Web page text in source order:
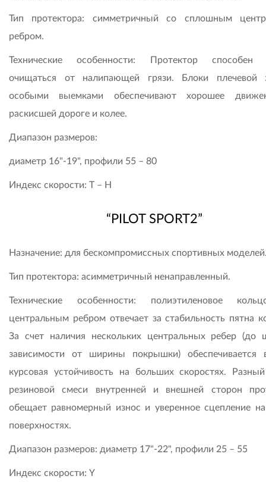
Тип протектора: симметричный со сплошным
ребром.
Технические особенности: Протектор способен
очищаться от налипающей грязи. Блоки плечевой
особыми выемками обеспечивают хорошее
раскисшей дороге и колее.
Диапазон размеров:
диаметр 16"-19", профили 55 – 80
Индекс скорости: T – H
“PILOT SPORT2”
Назначение: для бескомпромиссных спортивных
Тип протектора: асимметричный ненаправленный.
Технические особенности: полиэтиленовое
центральным ребром отвечает за стабильность пятна
За счет наличия нескольких центральных ребер (до
зависимости от ширины покрышки) обеспечивается
курсовая устойчивость на больших скоростях.
резиновой смеси внутренней и внешней сторон
обещает равномерный износ и уверенное сцепление
поверхностях.
Диапазон размеров: диаметр 17"-22", профили 25 – 55
Индекс скорости: Y